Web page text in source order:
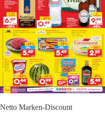
Netto Marken-Discount